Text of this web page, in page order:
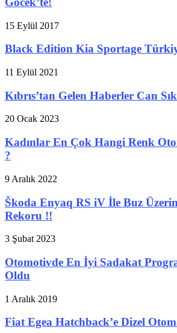
15 Eylül 2017
Black Edition Kia Sportage
11 Eylül 2021
Kıbrıs’tan Gelen Haberler Can
20 Ocak 2023
Kadınlar En Çok Hangi Renk
?
9 Aralık 2022
Škoda Enyaq RS iV İle Buz
Rekoru !!
3 Şubat 2023
Otomotivde En İyi Sadakat
Oldu
1 Aralık 2019
Fiat Egea Hatchback’e Dizel